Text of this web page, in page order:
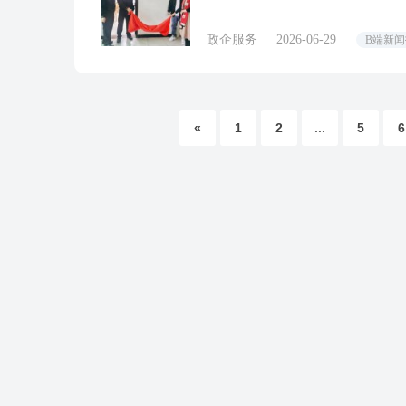
政企服务 2026-06-29 B端新
« 1 2 ... 5 6